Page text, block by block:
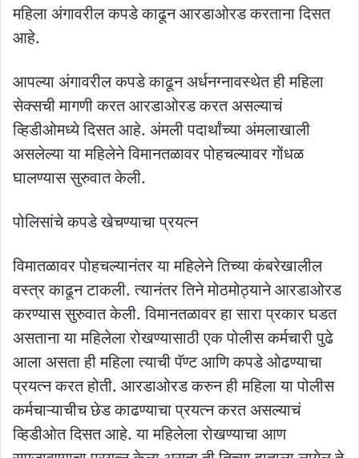
महिला अंगावरील कपडे काढून आरडाओरड करताना दिसत
आहे.
आपल्या अंगावरील कपडे काढून अर्धनग्नावस्थेत ही महिला
सेक्सची मागणी करत आरडाओरड करत असल्याचं
व्हिडीओमध्ये दिसत आहे. अंमली पदार्थांच्या अंमलाखाली
असलेल्या या महिलेने विमानतळावर पोहचल्यावर गोंधळ
घालण्यास सुरुवात केली.
पोलिसांचे कपडे खेचण्याचा प्रयत्न
विमातळावर पोहचल्यानंतर या महिलेने तिच्या कंबरेखालील
वस्त्र काढून टाकली. त्यानंतर तिने मोठमोठ्याने आरडाओरड
करण्यास सुरुवात केली. विमानतळावर हा सारा प्रकार घडत
असताना या महिलेला रोखण्यासाठी एक पोलीस कर्मचारी पुढे
आला असता ही महिला त्याची पॅण्ट आणि कपडे ओढण्याचा
प्रयत्न करत होती. आरडाओरड करुन ही महिला या पोलीस
कर्मचाऱ्याचीच छेड काढण्याचा प्रयत्न करत असल्याचं
व्हिडीओत दिसत आहे. या महिलेला रोखण्याचा आण